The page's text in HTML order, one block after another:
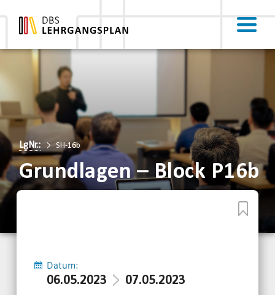
LgNr.: SH-16b
Grundlagen – Block P16b
Datum:
06.05.2023 07.05.2023